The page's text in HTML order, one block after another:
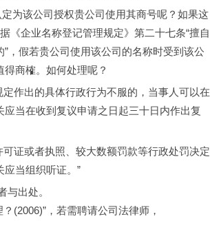
为该公司授权贵公司使用其商号呢？如果这
《企业名称登记管理规定》第二十七条“擅自
，假若贵公司使用该公司的名称时受到该公
商榷。如何处理呢？
作出的具体行政行为不服的，当事人可以在
当在收到复议申请之日起三十日内作出复
证或者执照、较大数额罚款等行政处罚决定
当组织听证。”
出处。
(2006)”，若需聘请公司法律师，